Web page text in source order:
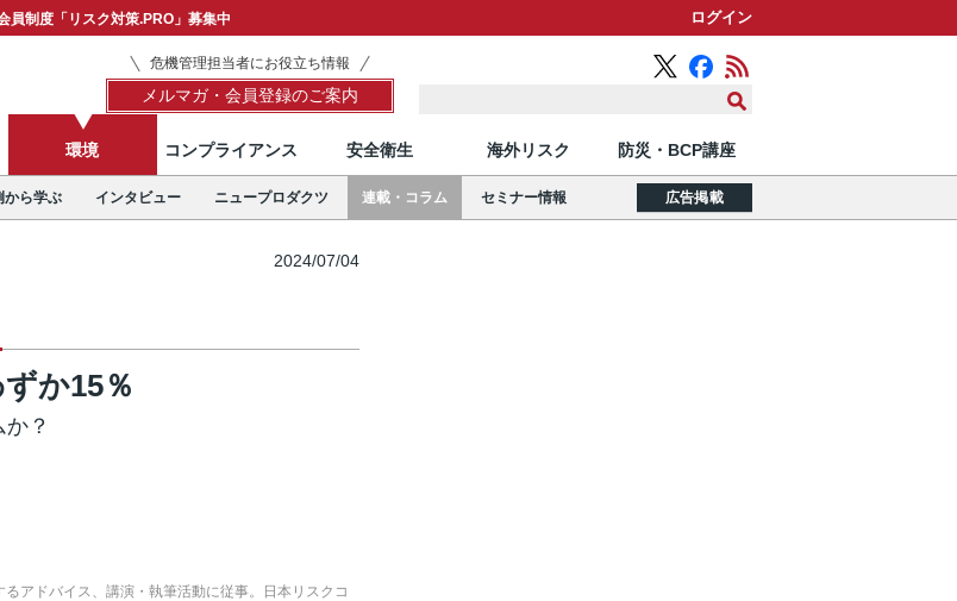
員制度「リスク対策.PRO」募集中 ログイン
危機管理担当者にお役立ち情報
メルマガ・会員登録のご案内
環境 コンプライアンス 安全衛生 海外リスク 防災・BCP講座
から学ぶ インタビュー ニュープロダクツ 連載・コラム セミナー情報 広告掲載
2024/07/04
か15％
？
アドバイス、講演・執筆活動に従事。日本リスクコ